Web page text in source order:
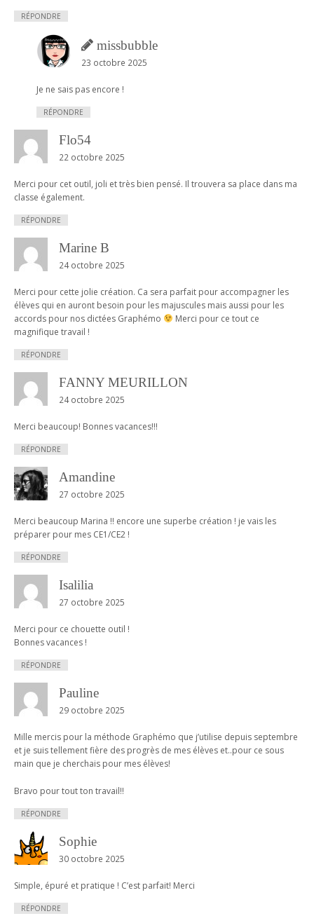
RÉPONDRE
missbubble
23 octobre 2025
Je ne sais pas encore !
RÉPONDRE
Flo54
22 octobre 2025
Merci pour cet outil, joli et très bien pensé. Il trouvera sa place dans ma
classe également.
RÉPONDRE
Marine B
24 octobre 2025
Merci pour cette jolie création. Ca sera parfait pour accompagner les
élèves qui en auront besoin pour les majuscules mais aussi pour les
accords pour nos dictées Graphémo
Merci pour ce tout ce
magnifique travail !
RÉPONDRE
FANNY MEURILLON
24 octobre 2025
Merci beaucoup! Bonnes vacances!!!
RÉPONDRE
Amandine
27 octobre 2025
Merci beaucoup Marina !! encore une superbe création ! je vais les
préparer pour mes CE1/CE2 !
RÉPONDRE
Isalilia
27 octobre 2025
Merci pour ce chouette outil !
Bonnes vacances !
RÉPONDRE
Pauline
29 octobre 2025
Mille mercis pour la méthode Graphémo que j’utilise depuis septembre
et je suis tellement fière des progrès de mes élèves et..pour ce sous
main que je cherchais pour mes élèves!
Bravo pour tout ton travail!!
RÉPONDRE
Sophie
30 octobre 2025
Simple, épuré et pratique ! C’est parfait! Merci
RÉPONDRE